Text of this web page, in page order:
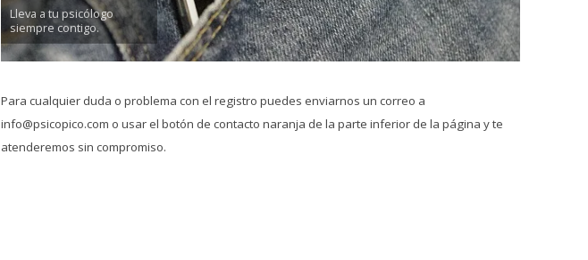
Lleva a tu psicólogo
siempre contigo.
Para cualquier duda o problema con el registro puedes enviarnos un correo a
info@psicopico.com o usar el botón de contacto naranja de la parte inferior de la página y te
atenderemos sin compromiso.